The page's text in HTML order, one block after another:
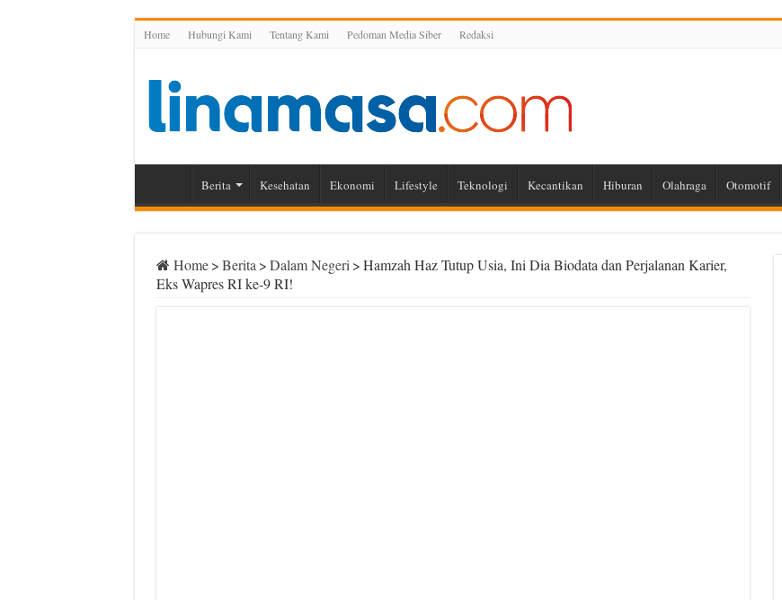
Home Hubungi Kami Tentang Kami Pedoman Media Siber Redaksi
Berita Kesehatan Ekonomi Lifestyle Teknologi Kecantikan Hiburan Olahraga Otomotif
Home >Berita >Dalam Negeri >Hamzah Haz Tutup Usia, Ini Dia Biodata dan Perjalanan Karier,
Eks Wapres RI ke-9 RI!